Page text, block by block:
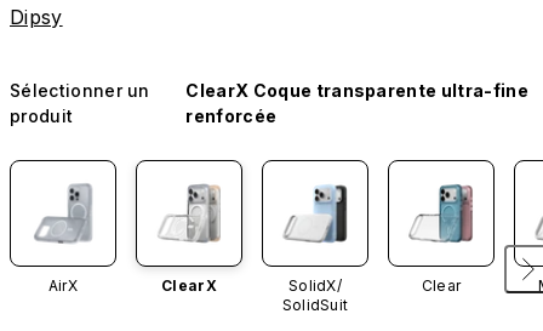
Dipsy
Sélectionner un
produit
ClearX Coque transparente ultra-fine
renforcée
AirX ClearX
SolidX/
SolidSuit
Clear